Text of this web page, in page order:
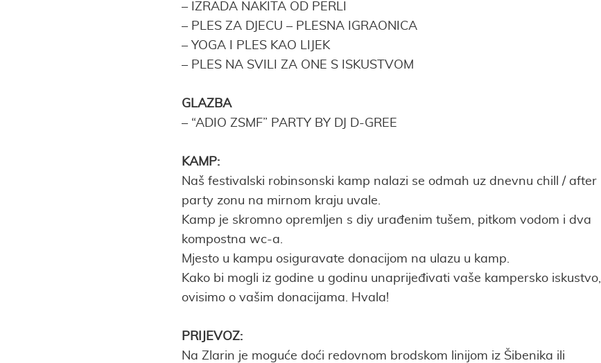
– IZRADA NAKITA OD PERLI
– PLES ZA DJECU – PLESNA IGRAONICA
– YOGA I PLES KAO LIJEK
– PLES NA SVILI ZA ONE S ISKUSTVOM
GLAZBA
– “ADIO ZSMF” PARTY BY DJ D-GREE
KAMP:
Naš festivalski robinsonski kamp nalazi se odmah uz dnevnu chill / after
party zonu na mirnom kraju uvale.
Kamp je skromno opremljen s diy urađenim tušem, pitkom vodom i dva
kompostna wc-a.
Mjesto u kampu osiguravate donacijom na ulazu u kamp.
Kako bi mogli iz godine u godinu unaprijeđivati vaše kampersko iskustvo,
ovisimo o vašim donacijama. Hvala!
PRIJEVOZ:
Na Zlarin je moguće doći redovnom brodskom linijom iz Šibenika ili